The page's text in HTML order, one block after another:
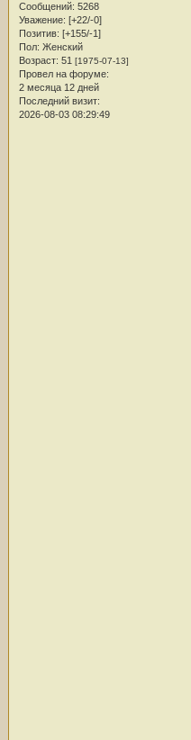
Сообщений: 5268
Уважение: [+22/-0]
Позитив: [+155/-1]
Пол: Женский
Возраст: 51 [1975-07-13]
Провел на форуме:
2 месяца 12 дней
Последний визит:
2026-08-03 08:29:49